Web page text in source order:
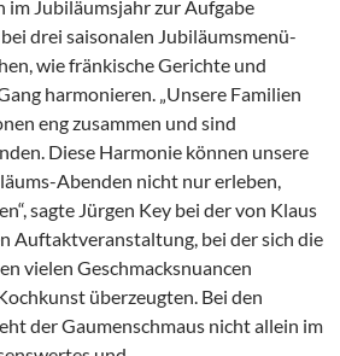
im Jubiläumsjahr zur Aufgabe
drei saisonalen Jubiläumsmenü-
wie fränkische Gerichte und
harmonieren. „Unsere Familien
eng zusammen und sind
Diese Harmonie können unsere
Abenden nicht nur erleben,
sagte Jürgen Key bei der von Klaus
Auftaktveranstaltung, bei der sich die
vielen Geschmacksnuancen
überzeugten. Bei den
der Gaumenschmaus nicht allein im